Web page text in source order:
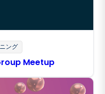
ング
Meetup